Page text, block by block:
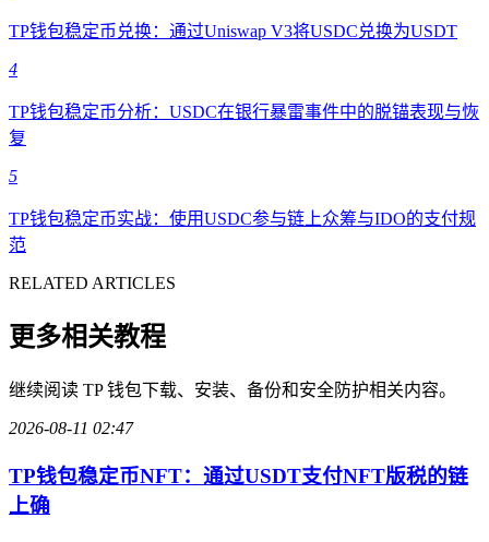
TP钱包稳定币兑换：通过Uniswap V3将USDC兑换为USDT
4
TP钱包稳定币分析：USDC在银行暴雷事件中的脱锚表现与恢
复
5
TP钱包稳定币实战：使用USDC参与链上众筹与IDO的支付规
范
RELATED ARTICLES
更多相关教程
继续阅读 TP 钱包下载、安装、备份和安全防护相关内容。
2026-08-11 02:47
TP钱包稳定币NFT：通过USDT支付NFT版税的链
上确